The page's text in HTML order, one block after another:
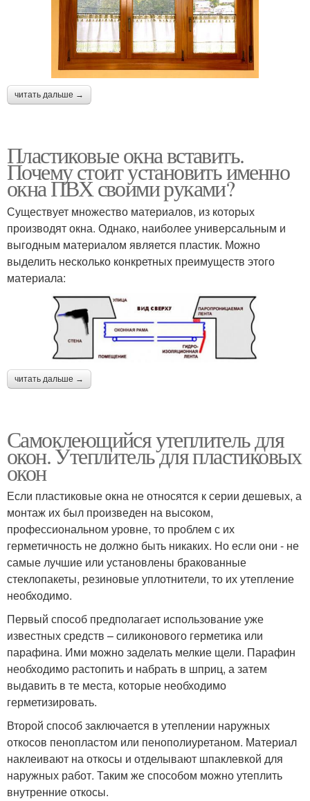
читать дальше →
Пластиковые окна вставить.
Почему стоит установить именно
окна ПВХ своими руками?
Существует множество материалов, из которых
производят окна. Однако, наиболее универсальным и
выгодным материалом является пластик. Можно
выделить несколько конкретных преимуществ этого
материала:
читать дальше →
Самоклеющийся утеплитель для
окон. Утеплитель для пластиковых
окон
Если пластиковые окна не относятся к серии дешевых, а
монтаж их был произведен на высоком,
профессиональном уровне, то проблем с их
герметичность не должно быть никаких. Но если они - не
самые лучшие или установлены бракованные
стеклопакеты, резиновые уплотнители, то их утепление
необходимо.
Первый способ предполагает использование уже
известных средств – силиконового герметика или
парафина. Ими можно заделать мелкие щели. Парафин
необходимо растопить и набрать в шприц, а затем
выдавить в те места, которые необходимо
герметизировать.
Второй способ заключается в утеплении наружных
откосов пенопластом или пенополиуретаном. Материал
наклеивают на откосы и отделывают шпаклевкой для
наружных работ. Таким же способом можно утеплить
внутренние откосы.